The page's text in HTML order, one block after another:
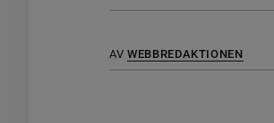
AV WEBBREDAKTIONEN